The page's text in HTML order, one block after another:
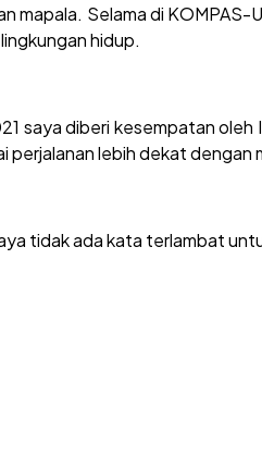
mapala. Selama di
hidup.
saya diberi kesempatan
perjalanan lebih dekat
tidak ada kata terlambat